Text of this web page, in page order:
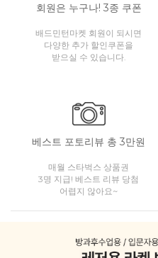
회원은 누구나! 3종 쿠폰
배드민턴마켓 회원이 되시면
다양한 추가 할인쿠폰을
받으실 수 있습니다.
베스트 포토리뷰 총 3만원
매월 스타벅스 상품권
3명 지급! 베스트 리뷰 당첨
어렵지 않아요~